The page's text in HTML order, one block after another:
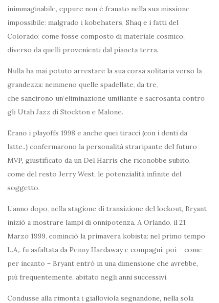
inimmaginabile, eppure non è franato nella sua missione
impossibile: malgrado i kobehaters, Shaq e i fatti del
Colorado; come fosse composto di materiale cosmico,
diverso da quelli provenienti dal pianeta terra.
Nulla ha mai potuto arrestare la sua corsa solitaria verso la
grandezza: nemmeno quelle spadellate, da tre,
che sancirono un’eliminazione umiliante e sacrosanta contro
gli Utah Jazz di Stockton e Malone.
Erano i playoffs 1998 e anche quei tiracci (con i denti da
latte..) confermarono la personalità straripante del futuro
MVP, giustificato da un Del Harris che riconobbe subito,
come del resto Jerry West, le potenzialità infinite del
soggetto.
L’anno dopo, nella stagione di transizione del lockout, Bryant
iniziò a mostrare lampi di onnipotenza. A Orlando, il 21
Marzo 1999, cominciò la primavera kobista: nel primo tempo
L.A,. fu asfaltata da Penny Hardaway e compagni; poi – come
per incanto – Bryant entrò in una dimensione che avrebbe,
più frequentemente, abitato negli anni successivi.
Condusse alla rimonta i gialloviola segnandone, nella sola